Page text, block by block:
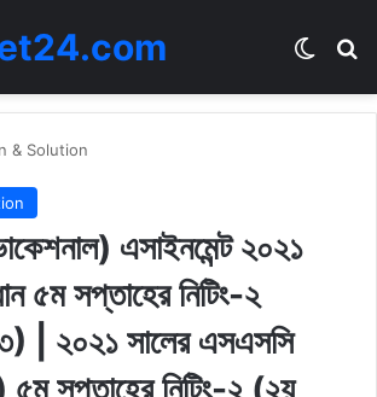
& Solution
এসাইনমেন্ট ২০২১
৫ম সপ্তাহের নিটিং-২
৩) | ২০২১ সালের এসএসসি
সপ্তাহের নিটিং-২ (২য়